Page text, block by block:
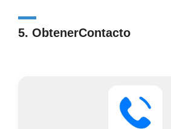
5. ObtenerContacto